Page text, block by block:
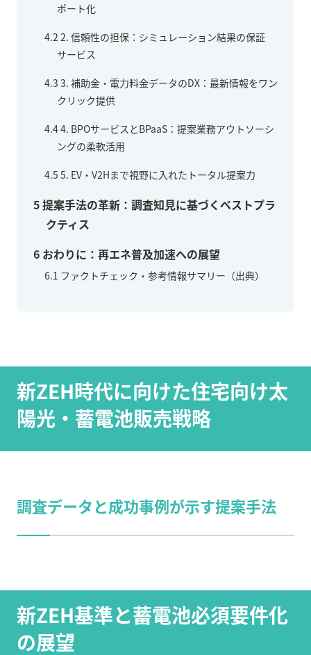
ポート化
4.2 2. 信頼性の担保：シミュレーション結果の保証
サービス
4.3 3. 補助金・電力料金データのDX：最新情報をワン
クリック提供
4.44. BPOサービスとBPaaS：提案業務アウトソーシ
ングの柔軟活用
4.5 5. EV・V2Hまで視野に入れたトータル提案力
5提案手法の革新：調査知見に基づくベストプラ
クティス
6 おわりに：再エネ普及加速への展望
6.1 ファクトチェック・参考情報サマリー（出典）
新ZEH時代に向けた住宅向け太
陽光・蓄電池販売戦略
調査データと成功事例が示す提案手法
新ZEH基準と蓄電池必須要件化
の展望